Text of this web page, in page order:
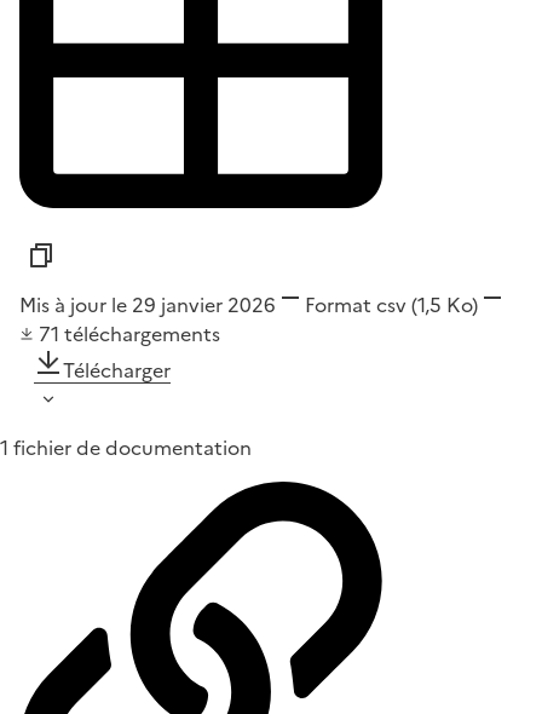
Mis à jour le 29 janvier 2026 Format csv(1,5 Ko)
71 téléchargements
Télécharger
1 fichier de documentation